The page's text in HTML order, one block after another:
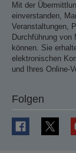
Mit der
einverstanden,
Veranstaltungen,
Durchführung von
können. Sie
elektronischen
und Ihres Online-
Folgen